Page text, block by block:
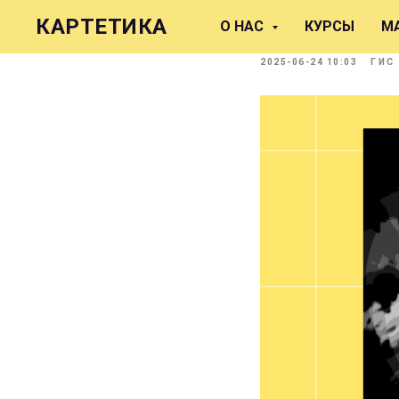
КАРТЕТИКА О НАС КУРСЫ
Анализ
2025-06-24 10:03 ГИС